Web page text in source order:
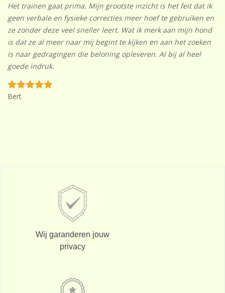
Het trainen gaat prima. Mijn grootste inzicht is het feit dat ik
geen verbale en fysieke correcties meer hoef te gebruiken en
ze zonder deze veel sneller leert. Wat ik merk aan mijn hond
is dat ze al meer naar mij begint te kijken en aan het zoeken
is naar gedragingen die beloning opleveren. Al bij al heel
goede indruk.
Bert
Wij garanderen jouw
privacy